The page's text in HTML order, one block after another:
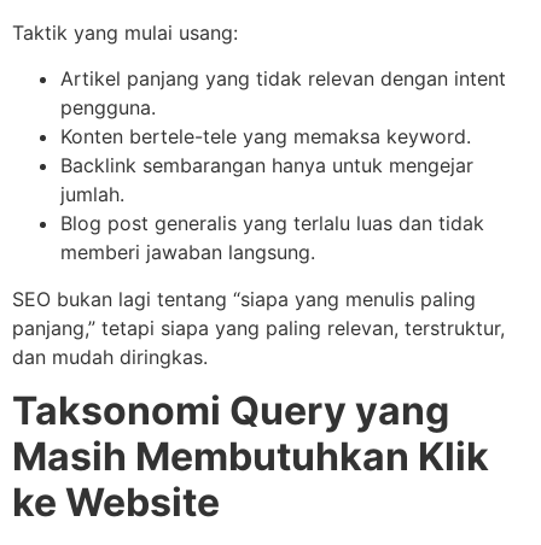
Taktik yang mulai usang:
Artikel panjang yang tidak relevan dengan intent
pengguna.
Konten bertele-tele yang memaksa keyword.
Backlink sembarangan hanya untuk mengejar
jumlah.
Blog post generalis yang terlalu luas dan tidak
memberi jawaban langsung.
SEO bukan lagi tentang “siapa yang menulis paling
panjang,” tetapi siapa yang paling relevan, terstruktur,
dan mudah diringkas.
Taksonomi Query yang
Masih Membutuhkan Klik
ke Website